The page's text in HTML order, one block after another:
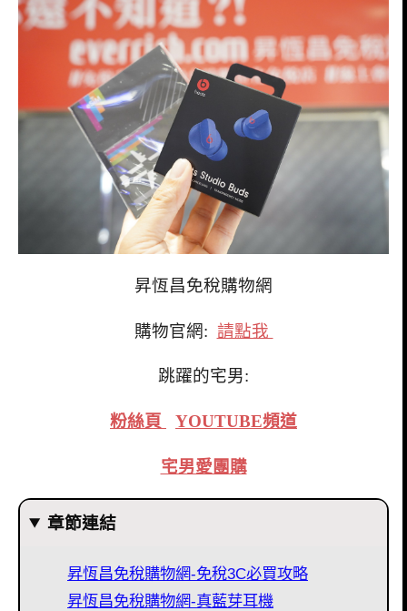
昇恆昌免稅購物網
購物官網: 請點我
跳躍的宅男:
粉絲頁 YOUTUBE頻道
宅男愛團購
章節連結
昇恆昌免稅購物網-免稅3C必買攻略
昇恆昌免稅購物網-真藍芽耳機